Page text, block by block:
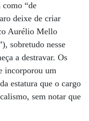
“de
deixe de criar
Aurélio Mello
sobretudo nesse
a destravar. Os
incorporou um
estatura que o cargo
sem notar que